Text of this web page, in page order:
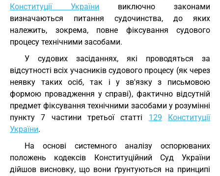
Конституції України виключно законами
визначаються питання судочинства, до яких
належить, зокрема, повне фіксування судового
процесу технічними засобами.
У судових засіданнях, які проводяться за
відсутності всіх учасників судового процесу (як через
неявку таких осіб, так і у зв'язку з письмовою
формою провадження у справі), фактично відсутній
предмет фіксування технічними засобами у розумінні
пункту 7 частини третьої статті 129
Конституції
України.
На основі системного аналізу оспорюваних
положень кодексів Конституційний Суд України
дійшов висновку, що вони ґрунтуються на принципі